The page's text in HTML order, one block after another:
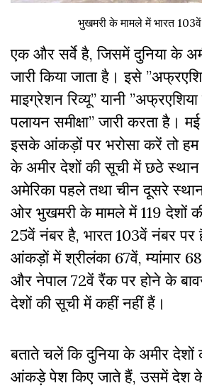
भुखमरी के मामले में भारत
एक और सर्वे है, जिसमें दुनिया के
जारी किया जाता है। इसे
माइग्रेशन रिव्यू” यानी
पलायन समीक्षा” जारी करता है।
इसके आंकड़ों पर भरोसा करें तो हम
के अमीर देशों की सूची में छठे
अमेरिका पहले तथा चीन दूसरे
ओर भुखमरी के मामले में 119 देशों
25वें नंबर है, भारत 103वें नंबर
आंकड़ों में श्रीलंका 67वें, म्यांमार
और नेपाल 72वें रैंक पर होने के
देशों की सूची में कहीं नहीं हैं।
बताते चलें कि दुनिया के अमीर देशों
आंकड़े पेश किए जाते हैं, उसमें देश